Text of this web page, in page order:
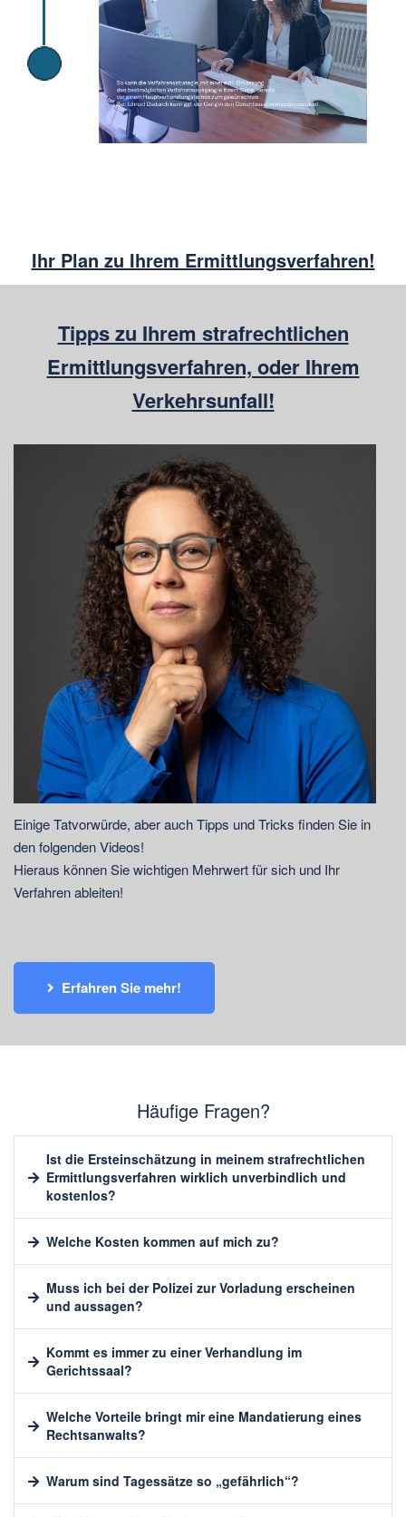
Ihr Plan zu Ihrem Ermittlungsverfahren!
Tipps zu Ihrem strafrechtlichen
Ermittlungsverfahren, oder Ihrem
Verkehrsunfall!
Einige Tatvorwürde, aber auch Tipps und Tricks finden Sie in
den folgenden Videos!
Hieraus können Sie wichtigen Mehrwert für sich und Ihr
Verfahren ableiten!
Erfahren Sie mehr!
Häufige Fragen?
Ist die Ersteinschätzung in meinem strafrechtlichen
Ermittlungsverfahren wirklich unverbindlich und
kostenlos?
Welche Kosten kommen auf mich zu?
Muss ich bei der Polizei zur Vorladung erscheinen
und aussagen?
Kommt es immer zu einer Verhandlung im
Gerichtssaal?
Welche Vorteile bringt mir eine Mandatierung eines
Rechtsanwalts?
Warum sind Tagessätze so „gefährlich“?